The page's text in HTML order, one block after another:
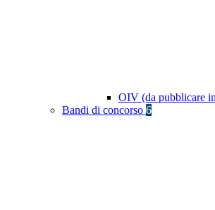
OIV (da pubblicare
Bandi di concorso 6